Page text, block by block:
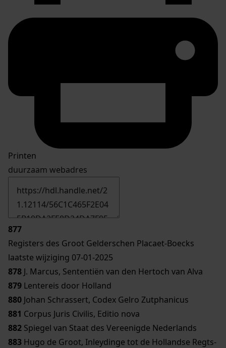
Printen
duurzaam webadres
877
Registers des Groot Gelderschen Placaet-Boecks
laatste wijziging 07-01-2025
878 J. Marcus, Sententiën van den Hertoch van Alva
879 Lentereis door Holland
880 Johan Schrassert, Codex Gelro Zutphanicus
881 Corpus Juris Civilis, Editio nova
882 Spiegel van Staat des Vereenigde Nederlands
883 Hugo de Groot, Inleydinge tot de Hollandse Regts-